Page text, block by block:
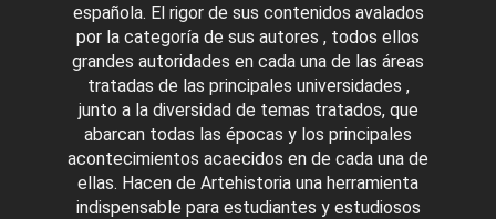
española. El rigor de sus contenidos avalados
por la categoría de sus autores , todos ellos
grandes autoridades en cada una de las áreas
tratadas de las principales universidades ,
junto a la diversidad de temas tratados, que
abarcan todas las épocas y los principales
acontecimientos acaecidos en de cada una de
ellas. Hacen de Artehistoria una herramienta
indispensable para estudiantes y estudiosos